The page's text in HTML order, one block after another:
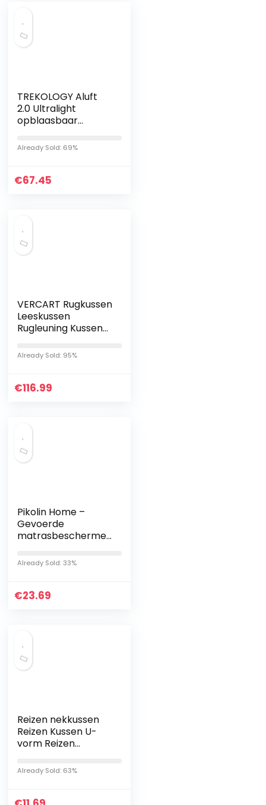
TREKOLOGY Aluft
2.0 Ultralight
opblaasbaar
comprimeerbaar,
compact,
comfortabel,
Already Sold: 69%
€67.45
VERCART Rugkussen
Leeskussen
Rugleuning Kussen
Hoofdeinde
Gestoffeerd
Wigkussen
Already Sold: 95%
€116.99
Pikolin Home –
Gevoerde
matrasbeschermer
met anti-mijtvezel,
met waterdicht en
membraan
Already Sold: 33%
€23.69
Reizen nekkussen
Reizen Kussen U-
vorm Reizen
Zachte Korte Fluff
en Memory
Already Sold: 63%